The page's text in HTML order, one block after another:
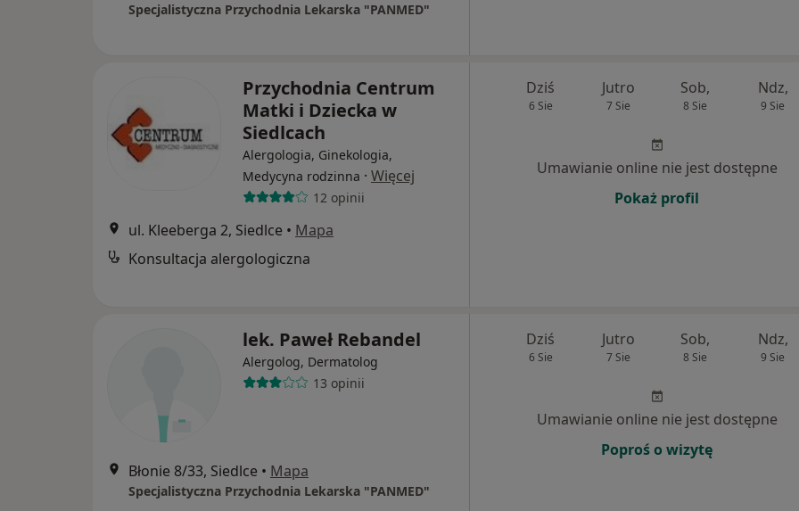
Specjalistyczna Przychodnia Lekarska "PANMED"
Przychodnia Centrum
Matki i Dziecka w
Siedlcach
Alergologia, Ginekologia,
Medycyna rodzinna · Więcej
12 opinii
ul. Kleeberga 2, Siedlce • Mapa
Konsultacja alergologiczna
Dziś
6 Sie
Jutro
7 Sie
Sob,
8 Sie
Ndz,
9 Sie
Umawianie online nie jest dostępne
Pokaż profil
lek. Paweł Rebandel
Alergolog, Dermatolog
13 opinii
Błonie 8/33, Siedlce • Mapa
Specjalistyczna Przychodnia Lekarska "PANMED"
Dziś
6 Sie
Jutro
7 Sie
Sob,
8 Sie
Ndz,
9 Sie
Umawianie online nie jest dostępne
Poproś o wizytę